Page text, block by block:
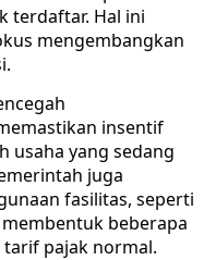
terdaftar. Hal ini
mengembangkan
insentif
usaha yang sedang
juga
fasilitas, seperti
beberapa
pajak normal.